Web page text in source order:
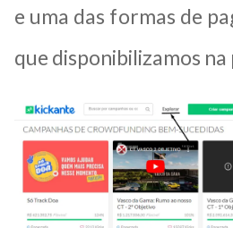
e uma das formas de
que disponibilizamos